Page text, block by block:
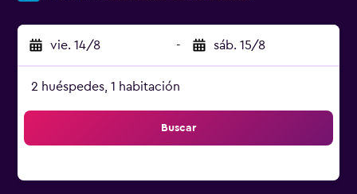
vie. 14/8 - sáb. 15/8
2 huéspedes, 1 habitación
Buscar